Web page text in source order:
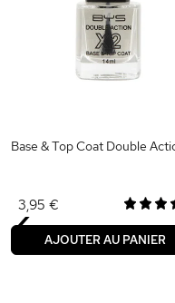
Base & Top Coat Double
3,95 €
AJOUTER AU PANIER
‹